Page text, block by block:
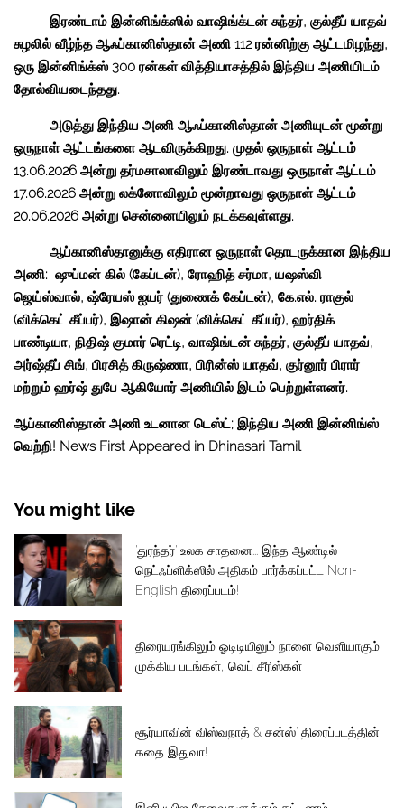
இரண்டாம் இன்னிங்க்ஸில் வாஷிங்க்டன் சுந்தர், குல்தீப் யாதவ்
சுழலில் வீழ்ந்த ஆஃப்கானிஸ்தான் அணி 112 ரன்னிற்கு ஆட்டமிழந்து,
ஒரு இன்னிங்க்ஸ் 300 ரன்கள் வித்தியாசத்தில் இந்திய அணியிடம்
தோல்வியடைந்தது.
அடுத்து இந்திய அணி ஆஃப்கானிஸ்தான் அணியுடன் மூன்று
ஒருநாள் ஆட்டங்களை ஆடவிருக்கிறது. முதல் ஒருநாள் ஆட்டம்
13.06.2026 அன்று தர்மசாலாவிலும் இரண்டாவது ஒருநாள் ஆட்டம்
17.06.2026 அன்று லக்னோவிலும் மூன்றாவது ஒருநாள் ஆட்டம்
20.06.2026 அன்று சென்னையிலும் நடக்கவுள்ளது.
ஆப்கானிஸ்தானுக்கு எதிரான ஒருநாள் தொடருக்கான இந்திய
அணி: ஷுப்மன் கில் (கேப்டன்), ரோஹித் சர்மா, யஷஸ்வி
ஜெய்ஸ்வால், ஷ்ரேயஸ் ஐயர் (துணைக் கேப்டன்), கே.எல். ராகுல்
(விக்கெட் கீப்பர்), இஷான் கிஷன் (விக்கெட் கீப்பர்), ஹர்திக்
பாண்டியா, நிதிஷ் குமார் ரெட்டி, வாஷிங்டன் சுந்தர், குல்தீப் யாதவ்,
அர்ஷ்தீப் சிங், பிரசித் கிருஷ்ணா, பிரின்ஸ் யாதவ், குர்னூர் பிரார்
மற்றும் ஹர்ஷ் துபே ஆகியோர் அணியில் இடம் பெற்றுள்ளனர்.
ஆப்கானிஸ்தான் அணி உடனான டெஸ்ட்; இந்திய அணி இன்னிங்ஸ்
வெற்றி! News First Appeared in Dhinasari Tamil
You might like
'துரந்தர்' உலக சாதனை... இந்த ஆண்டில்
நெட்ஃப்ளிக்ஸில் அதிகம் பார்க்கப்பட்ட Non-
English திரைப்படம்!
திரையரங்கிலும் ஓடிடியிலும் நாளை வெளியாகும்
முக்கிய படங்கள், வெப் சீரிஸ்கள்
சூர்யாவின் விஸ்வநாத் & சன்ஸ்' திரைப்படத்தின்
கதை இதுவா!